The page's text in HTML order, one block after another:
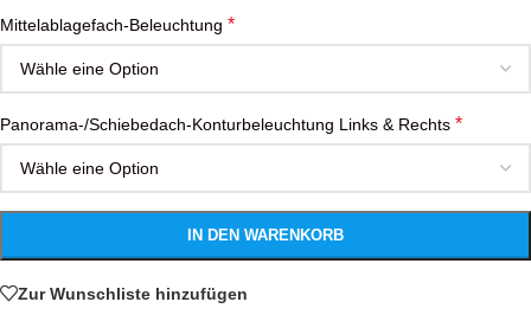
Mittelablagefach-Beleuchtung *
Panorama-/Schiebedach-Konturbeleuchtung Links & Rechts *
IN DEN WARENKORB
Zur Wunschliste hinzufügen